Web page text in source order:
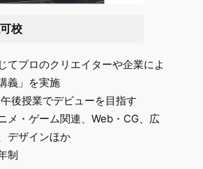
校
てプロのクリエイターや企業によ
義」を実施
後授業でデビューを目指す
メ・ゲーム関連、Web・CG、広
デザインほか
制